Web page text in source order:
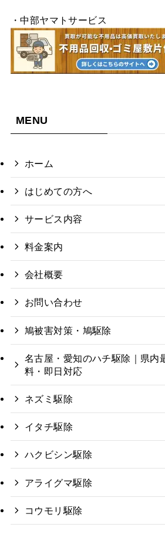
・中部ヤマトサービス
MENU
ホーム
はじめての方へ
サービス内容
料金案内
会社概要
お問い合わせ
鳩被害対策・鳩駆除
名古屋・愛知のハチ駆除｜県内
料・即日対応
ネズミ駆除
イタチ駆除
ハクビシン駆除
アライグマ駆除
コウモリ駆除